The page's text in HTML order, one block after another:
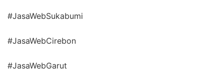
#JasaWebSukabumi
#JasaWebCirebon
#JasaWebGarut